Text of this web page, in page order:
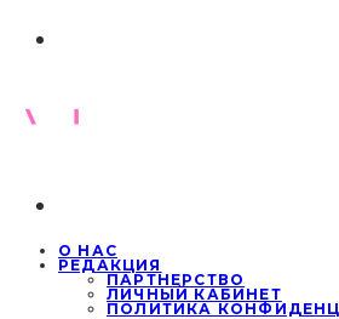
О НАС
РЕДАКЦИЯ
ПАРТНЕРСТВО
ЛИЧНЫЙ КАБИНЕТ
ПОЛИТИКА